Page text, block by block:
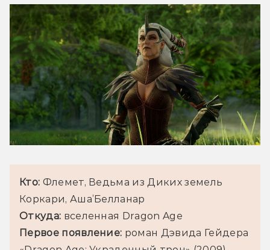
Кто: Флемет, Ведьма из Диких земель
Коркари, Аша’Белланар
Откуда: вселенная Dragon Age
Первое появление: роман Дэвида Гейдера